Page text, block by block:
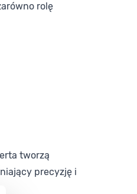
rolę
tworzą
precyzję i